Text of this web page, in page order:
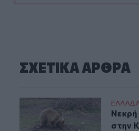
ΣΧΕΤΙΚA AΡΘΡΑ
Νεκρή μεγαλόσωμη ΕΛΛAΔΑ
στην